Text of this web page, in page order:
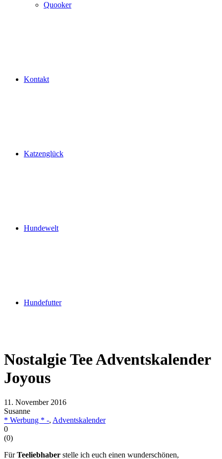
Quooker
Kontakt
Katzenglück
Hundewelt
Hundefutter
Nostalgie Tee Adventskalender
Joyous
11. November 2016
Susanne
* Werbung * -, Adventskalender
0
(0)
FürTeeliebhaber stelle ich euch einen wunderschönen,